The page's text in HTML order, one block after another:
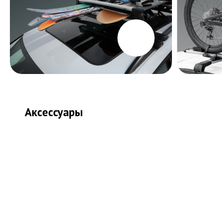
Аксессуары